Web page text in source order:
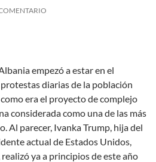
empezó a estar en el
diarias de la población
era el proyecto de complejo
considerada como una de las más
Al parecer, Ivanka Trump, hija del
actual de Estados Unidos,
ya a principios de este año